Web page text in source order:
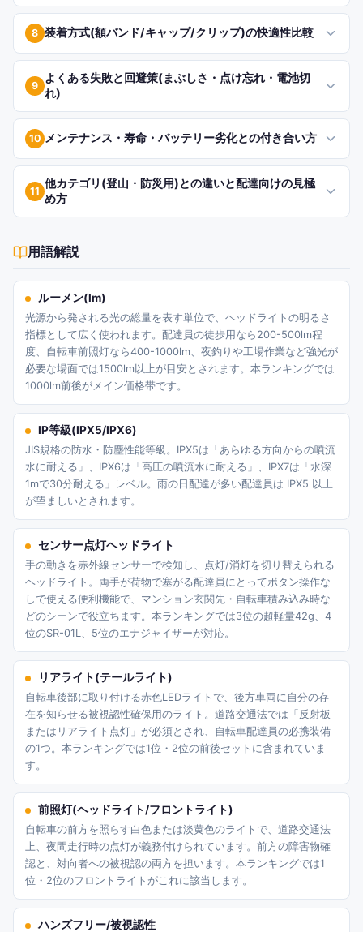
8 装着方式(額バンド/キャップ/クリップ)の快適性比較
9
よくある失敗と回避策(まぶしさ・点け忘れ・電池切
れ)
10 メンテナンス・寿命・バッテリー劣化との付き合い方
11
他カテゴリ(登山・防災用)との違いと配達向けの見極
め方
用語解説
ルーメン(lm)
光源から発される光の総量を表す単位で、ヘッドライトの明るさ
指標として広く使われます。配達員の徒歩用なら200-500lm程
度、自転車前照灯なら400-1000lm、夜釣りや工場作業など強光が
必要な場面では1500lm以上が目安とされます。本ランキングでは
1000lm前後がメイン価格帯です。
IP等級(IPX5/IPX6)
JIS規格の防水・防塵性能等級。IPX5は「あらゆる方向からの噴流
水に耐える」、IPX6は「高圧の噴流水に耐える」、IPX7は「水深
1mで30分耐える」レベル。雨の日配達が多い配達員は IPX5 以上
が望ましいとされます。
センサー点灯ヘッドライト
手の動きを赤外線センサーで検知し、点灯/消灯を切り替えられる
ヘッドライト。両手が荷物で塞がる配達員にとってボタン操作な
しで使える便利機能で、マンション玄関先・自転車積み込み時な
どのシーンで役立ちます。本ランキングでは3位の超軽量42g、4
位のSR-01L、5位のエナジャイザーが対応。
リアライト(テールライト)
自転車後部に取り付ける赤色LEDライトで、後方車両に自分の存
在を知らせる被視認性確保用のライト。道路交通法では「反射板
またはリアライト点灯」が必須とされ、自転車配達員の必携装備
の1つ。本ランキングでは1位・2位の前後セットに含まれていま
す。
前照灯(ヘッドライト/フロントライト)
自転車の前方を照らす白色または淡黄色のライトで、道路交通法
上、夜間走行時の点灯が義務付けられています。前方の障害物確
認と、対向者への被視認の両方を担います。本ランキングでは1
位・2位のフロントライトがこれに該当します。
ハンズフリー/被視認性